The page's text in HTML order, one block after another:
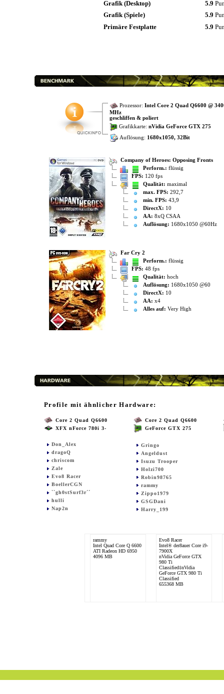
Grafik (Desktop) 5.9
Grafik (Spiele)
5.9
Primäre Festplatte
5.9
Prozessor: Intel Core 2 Quad Q6600 @
MHz
geschliffen & poliert
Grafikkarte: nVidia GeForce GTX 275
Auflösung: 1680x1050, 32Bit
Company of Heroes: Opposing Fronts
Perform.: flüssig
FPS: 120 fps
Qualität: maximal
max. FPS: 292,7
min. FPS: 43,9
DirectX: 10
AA: 8xQ CSAA
Auflösung: 1680x1050 @60Hz
Far Cry 2
Perform.: flüssig
FPS: 48 fps
Qualität: hoch
Auflösung: 1680x1050 @60
DirectX: 10
AA: x4
Alles auf: Very High
Profile mit ähnlicher Hardware:
Core 2 Quad Q6600
XFX nForce 780i 3-
Don_Alex
dragoQ
chriscom
Zale
Evo8 Racer
BoellerCGN
``gh0stSurf3r´´
hulli
Nap2n
Core 2 Quad Q6600
GeForce GTX 275
Gringo
Angeldust
Isuzu Trooper
Holzi700
Robin98765
rammy
Zippo1979
GSGDani
Harry_199
rammy
Intel Quad Core Q 6600
ATI Radeon HD 6950
4096 MB
Evo8 Racer
Intel® der8auer Core i9-
7900X
nVidia GeForce GTX
980 Ti
Classified‡nVidia
GeForce GTX 980 Ti
Classified
655368 MB